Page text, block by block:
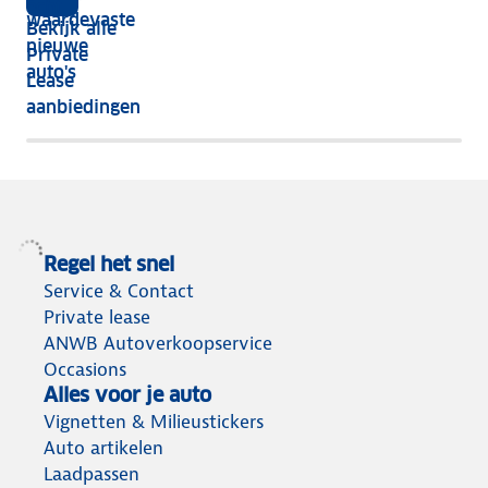
Bekijk alle
Private
Lease
aanbiedingen
écht
jaar
nog
het
meeste
waardevaste
nieuwe
auto's
Regel het snel
Service & Contact
Private lease
ANWB Autoverkoopservice
Occasions
Alles voor je auto
Vignetten & Milieustickers
Auto artikelen
Laadpassen